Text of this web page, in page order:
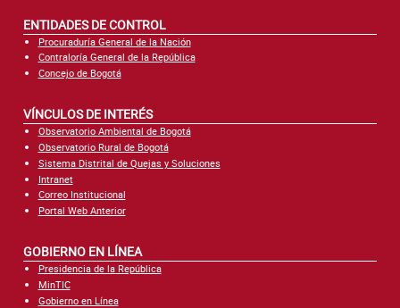
ENTIDADES DE CONTROL
Procuraduría General de la Nación
Contraloría General de la República
Concejo de Bogotá
VÍNCULOS DE INTERÉS
Observatorio Ambiental de Bogotá
Observatorio Rural de Bogotá
Sistema Distrital de Quejas y Soluciones
Intranet
Correo Institucional
Portal Web Anterior
GOBIERNO EN LÍNEA
Presidencia de la República
MinTIC
Gobierno en Línea